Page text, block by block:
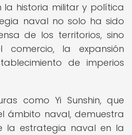
la historia militar y política
naval no solo ha sido
de los territorios, sino
la expansión
de imperios
como Yi Sunshin, que
ámbito naval, demuestra
la estrategia naval en la